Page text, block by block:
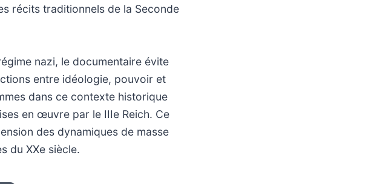
récits traditionnels de la Seconde
nazi, le documentaire évite
entre idéologie, pouvoir et
dans ce contexte historique
en œuvre par le IIIe Reich. Ce
des dynamiques de masse
du XXe siècle.